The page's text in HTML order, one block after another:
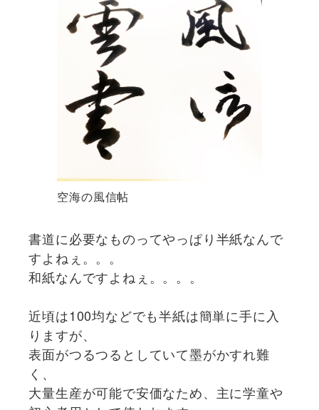
空海の風信帖
書道に必要なものってやっぱり半紙なんで
すよねぇ。。。
和紙なんですよねぇ。。。。
近頃は100均などでも半紙は簡単に手に入
りますが、
表面がつるつるとしていて墨がかすれ難
く、
大量生産が可能で安価なため、主に学童や